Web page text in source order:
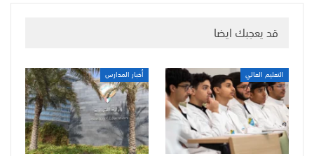
قد يعجبك ايضا
التعليم العالي أخبار المدارس